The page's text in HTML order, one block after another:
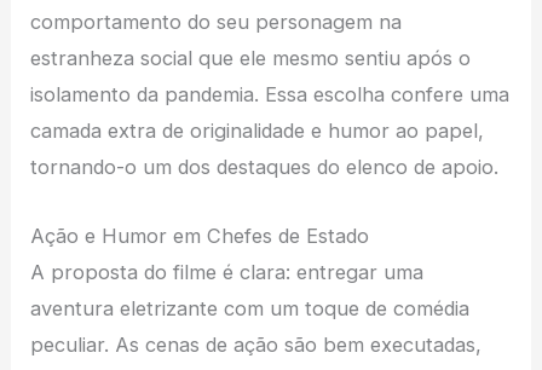
comportamento do seu personagem na
estranheza social que ele mesmo sentiu após o
isolamento da pandemia. Essa escolha confere uma
camada extra de originalidade e humor ao papel,
tornando-o um dos destaques do elenco de apoio.
Ação e Humor em Chefes de Estado
A proposta do filme é clara: entregar uma
aventura eletrizante com um toque de comédia
peculiar. As cenas de ação são bem executadas,